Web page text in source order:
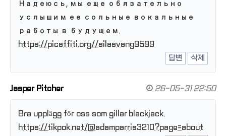
Надеюсь, мы еще обязательно
услышим ее сольные вокальные
работы в будущем.
https://picaffiti.org//silasvang9599
답변
삭제
Jasper Pitcher 26-05-31 22:50
Bra upplägg för oss som gillar blackjack.
https://tikpok.net/@adamparris3210?page=about